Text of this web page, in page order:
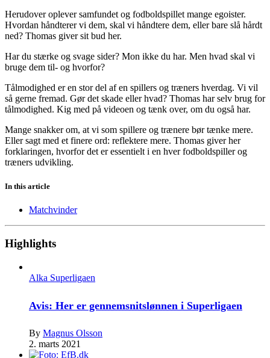
Herudover oplever samfundet og fodboldspillet mange egoister.
Hvordan håndterer vi dem, skal vi håndtere dem, eller bare slå hårdt
ned? Thomas giver sit bud her.
Har du stærke og svage sider? Mon ikke du har. Men hvad skal vi
bruge dem til- og hvorfor?
Tålmodighed er en stor del af en spillers og træners hverdag. Vi vil
så gerne fremad. Gør det skade eller hvad? Thomas har selv brug for
tålmodighed. Kig med på videoen og tænk over, om du også har.
Mange snakker om, at vi som spillere og trænere bør tænke mere.
Eller sagt med et finere ord: reflektere mere. Thomas giver her
forklaringen, hvorfor det er essentielt i en hver fodboldspiller og
træners udvikling.
In this article
Matchvinder
Highlights
Alka Superligaen
Avis: Her er gennemsnitslønnen i Superligaen
By Magnus Olsson
2. marts 2021